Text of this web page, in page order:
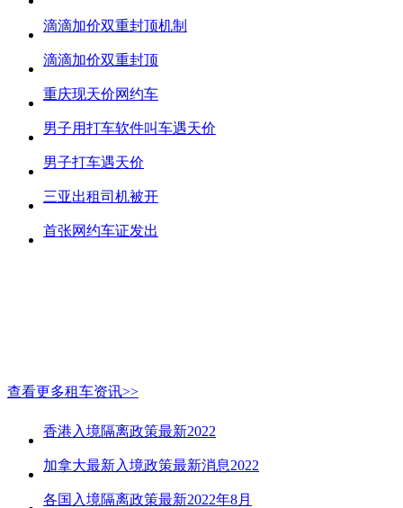
滴滴加价双重封顶机制
滴滴加价双重封顶
重庆现天价网约车
男子用打车软件叫车遇天价
男子打车遇天价
三亚出租司机被开
首张网约车证发出
查看更多租车资讯>>
香港入境隔离政策最新2022
加拿大最新入境政策最新消息2022
各国入境隔离政策最新2022年8月